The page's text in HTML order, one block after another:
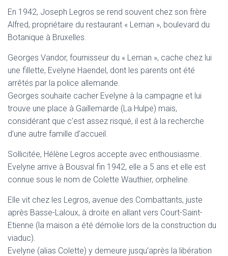
En 1942, Joseph Legros se rend souvent chez son frère
Alfred, propriétaire du restaurant « Leman », boulevard du
Botanique à Bruxelles.
Georges Vandor, fournisseur du « Leman », cache chez lui
une fillette, Evelyne Haendel, dont les parents ont été
arrêtés par la police allemande.
Georges souhaite cacher Evelyne à la campagne et lui
trouve une place à Gaillemarde (La Hulpe) mais,
considérant que c’est assez risqué, il est à la recherche
d’une autre famille d’accueil.
Sollicitée, Hélène Legros accepte avec enthousiasme.
Evelyne arrive à Bousval fin 1942, elle a 5 ans et elle est
connue sous le nom de Colette Wauthier, orpheline.
Elle vit chez les Legros, avenue des Combattants, juste
après Basse-Laloux, à droite en allant vers Court-Saint-
Etienne (la maison a été démolie lors de la construction du
viaduc).
Evelyne (alias Colette) y demeure jusqu’après la libération